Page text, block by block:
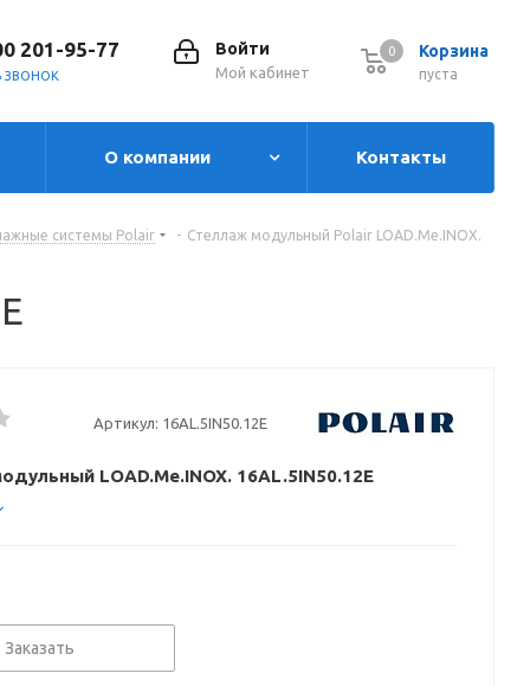
Корзина
0
пуста
0
Войти
Мой кабинет
201-95-77
ЗВОНОК
О компании Контакты
системы Polair - Стеллаж модульный Polair LOAD.Me.INOX.
Артикул: 16AL.5IN50.12E
LOAD.Me.INOX. 16AL.5IN50.12E
Заказать